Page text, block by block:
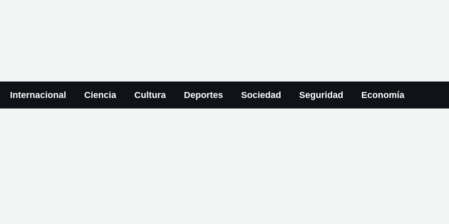
Internacional Ciencia Cultura Deportes Sociedad Seguridad Economía